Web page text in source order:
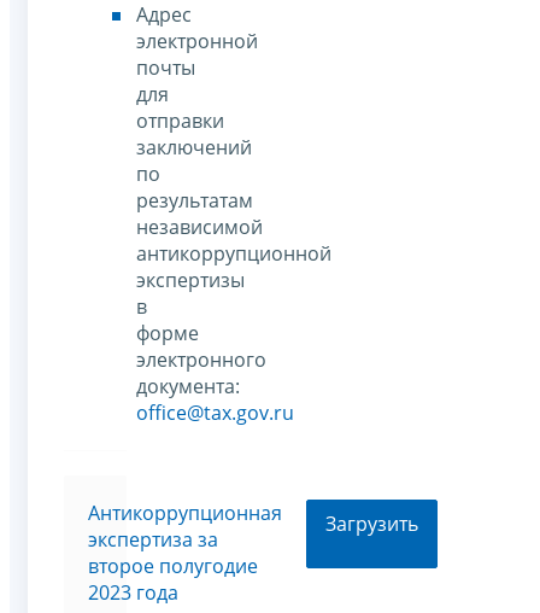
Адрес
электронной
почты
для
отправки
заключений
по
результатам
независимой
антикоррупционной
экспертизы
в
форме
электронного
документа:
office@tax.gov.ru
Антикоррупционная
экспертиза за
второе полугодие
2023 года
Загрузить